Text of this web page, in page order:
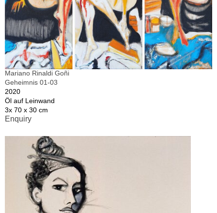
Mariano Rinaldi Goñi
Geheimnis 01-03
2020
Öl auf Leinwand
3x 70 x 30 cm
Enquiry